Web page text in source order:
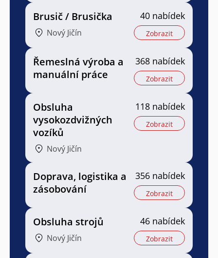
Brusič / Brusička
Nový Jičín
40 nabídek
Zobrazit
Řemeslná výroba a
manuální práce
368 nabídek
Zobrazit
Obsluha
vysokozdvižných
vozíků
Nový Jičín
118 nabídek
Zobrazit
Doprava, logistika a
zásobování
356 nabídek
Zobrazit
Obsluha strojů
Nový Jičín
46 nabídek
Zobrazit